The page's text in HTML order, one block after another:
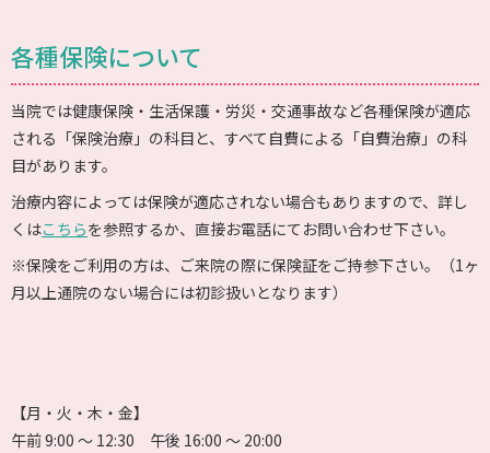
各種保険について
当院では健康保険・生活保護・労災・交通事故など各種保険が適応
される「保険治療」の科目と、すべて自費による「自費治療」の科
目があります。
治療内容によっては保険が適応されない場合もありますので、詳し
くはこちらを参照するか、直接お電話にてお問い合わせ下さい。
※保険をご利用の方は、ご来院の際に保険証をご持参下さい。（1ヶ
月以上通院のない場合には初診扱いとなります）
【月・火・木・金】
午前 9:00 〜 12:30 午後 16:00 〜 20:00